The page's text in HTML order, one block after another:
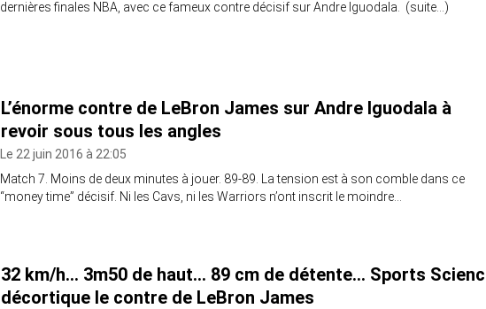
dernières finales NBA, avec ce fameux contre décisif sur Andre Iguodala. (suite…)
L’énorme contre de LeBron James sur Andre Iguodala à
revoir sous tous les angles
Le 22 juin 2016 à 22:05
Match 7. Moins de deux minutes à jouer. 89-89. La tension est à son comble dans ce
“money time” décisif. Ni les Cavs, ni les Warriors n’ont inscrit le moindre…
32 km/h… 3m50 de haut… 89 cm de détente… Sports
décortique le contre de LeBron James